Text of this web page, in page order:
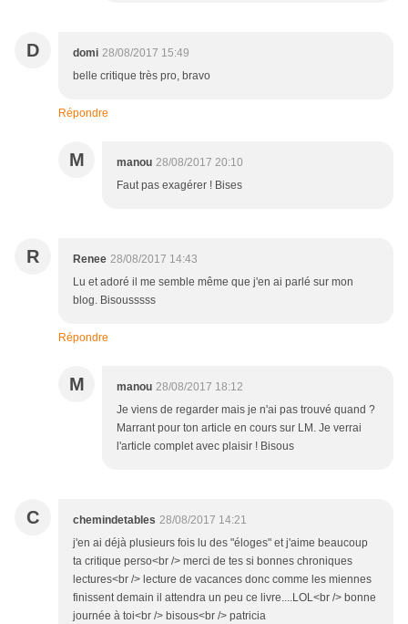
D domi 28/08/2017 15:49
belle critique très pro, bravo
Répondre
M manou 28/08/2017 20:10
Faut pas exagérer ! Bises
R Renee 28/08/2017 14:43
Lu et adoré il me semble même que j'en ai parlé sur mon
blog. Bisousssss
Répondre
M manou 28/08/2017 18:12
Je viens de regarder mais je n'ai pas trouvé quand ?
Marrant pour ton article en cours sur LM. Je verrai
l'article complet avec plaisir ! Bisous
C chemindetables 28/08/2017 14:21
j'en ai déjà plusieurs fois lu des "éloges" et j'aime beaucoup
ta critique perso<br /> merci de tes si bonnes chroniques
lectures<br /> lecture de vacances donc comme les miennes
finissent demain il attendra un peu ce livre....LOL<br /> bonne
journée à toi<br /> bisous<br /> patricia